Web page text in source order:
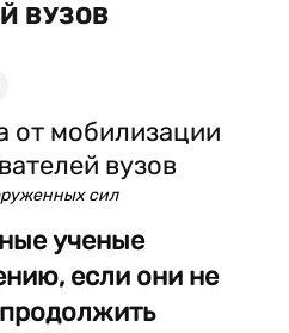
ВУЗОВ
сил
ученые
если они не